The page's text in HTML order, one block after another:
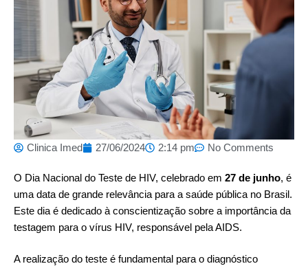
Clinica Imed 27/06/2024 2:14 pm No Comments
O Dia Nacional do Teste de HIV, celebrado em 27 de junho, é
uma data de grande relevância para a saúde pública no Brasil.
Este dia é dedicado à conscientização sobre a importância da
testagem para o vírus HIV, responsável pela AIDS.
A realização do teste é fundamental para o diagnóstico